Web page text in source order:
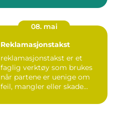
08. mai
Reklamasjonstakst
reklamasjonstakst er et
faglig verktøy som brukes
når partene er uenige om
feil, mangler eller skade...